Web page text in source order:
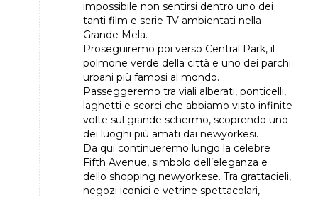
impossibile non sentirsi dentro uno dei
tanti film e serie TV ambientati nella
Grande Mela.
Proseguiremo poi verso Central Park, il
polmone verde della città e uno dei parchi
urbani più famosi al mondo.
Passeggeremo tra viali alberati, ponticelli,
laghetti e scorci che abbiamo visto infinite
volte sul grande schermo, scoprendo uno
dei luoghi più amati dai newyorkesi.
Da qui continueremo lungo la celebre
Fifth Avenue, simbolo dell’eleganza e
dello shopping newyorkese. Tra grattacieli,
negozi iconici e vetrine spettacolari,